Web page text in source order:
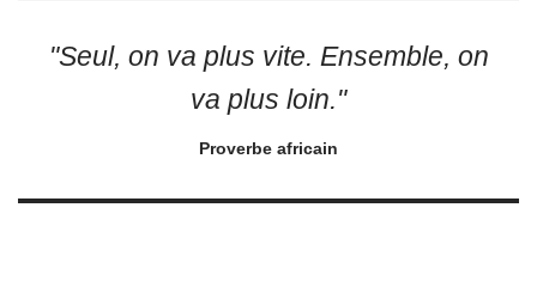
"Seul, on va plus vite. Ensemble, on
va plus loin."
Proverbe africain